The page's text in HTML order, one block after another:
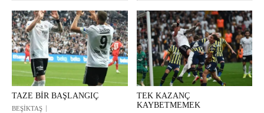
TAZE BİR BAŞLANGIÇ
BEŞİKTAŞ
TEK KAZANÇ
KAYBETMEMEK